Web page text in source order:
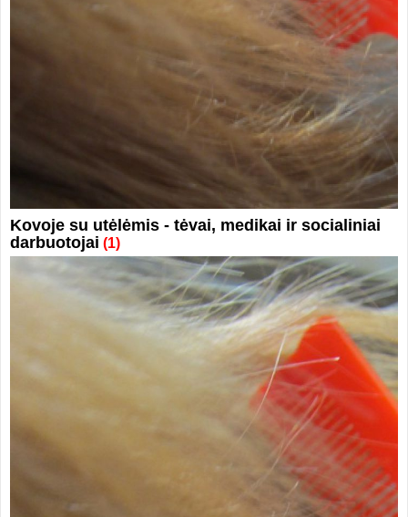
Kovoje su utėlėmis - tėvai, medikai ir socialiniai
darbuotojai (1)